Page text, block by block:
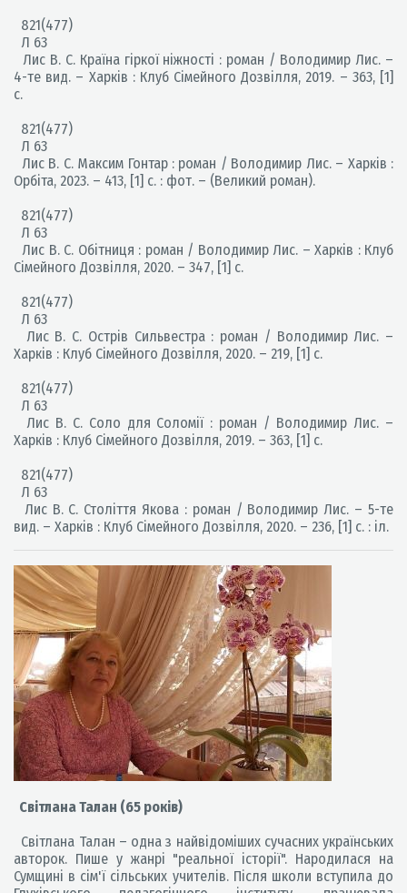
821(477)
Л 63
Лис В. С. Країна гіркої ніжності : роман / Володимир Лис. –
4-те вид. – Харків : Клуб Сімейного Дозвілля, 2019. – 363, [1]
c.
821(477)
Л 63
Лис В. С. Максим Гонтар : роман / Володимир Лис. – Харків :
Орбіта, 2023. – 413, [1] с. : фот. – (Великий роман).
821(477)
Л 63
Лис В. С. Обітниця : роман / Володимир Лис. – Харків : Клуб
Сімейного Дозвілля, 2020. – 347, [1] с.
821(477)
Л 63
Лис В. С. Острів Сильвестра : роман / Володимир Лис. –
Харків : Клуб Сімейного Дозвілля, 2020. – 219, [1] с.
821(477)
Л 63
Лис В. С. Соло для Соломії : роман / Володимир Лис. –
Харків : Клуб Сімейного Дозвілля, 2019. – 363, [1] с.
821(477)
Л 63
Лис В. С. Століття Якова : роман / Володимир Лис. – 5-те
вид. – Харків : Клуб Сімейного Дозвілля, 2020. – 236, [1] с. : іл.
Світлана Талан (65 років)
Світлана Талан – одна з найвідоміших сучасних українських
авторок. Пише у жанрі "реальної історії". Народилася на
Сумщині в сім'ї сільських учителів. Після школи вступила до